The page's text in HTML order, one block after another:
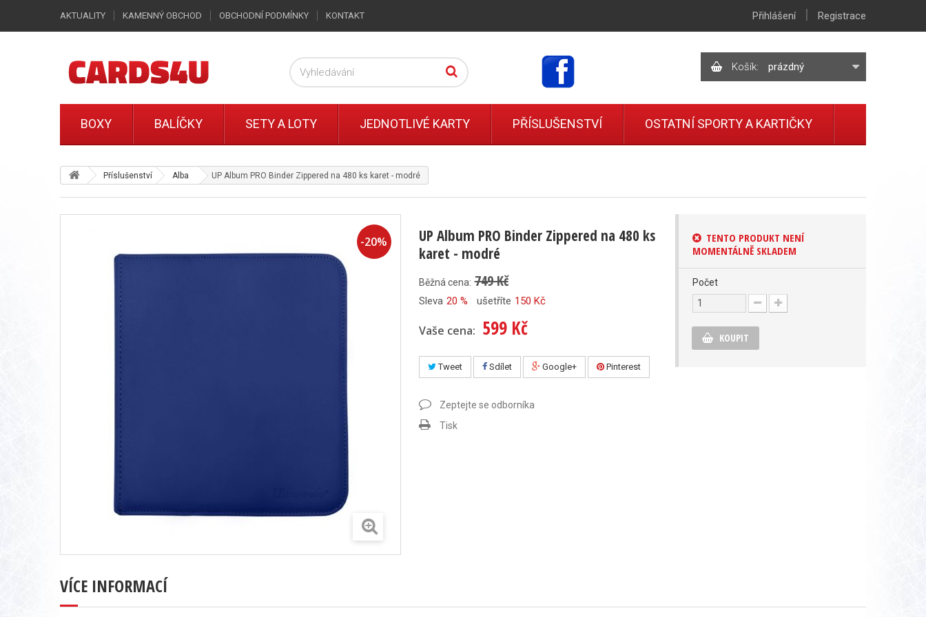
Příslušenství Alba UP Album PRO Binder Zippered na 480 ks karet - modré
UP Album PRO Binder Zippered na 480 ks
karet - modré
Běžná cena: 749 Kč
Sleva 20 % ušetříte 150 Kč
Vaše cena: 599 Kč
Tweet Sdílet Google+ Pinterest
Zeptejte se odborníka
Tisk
-20%
TENTO PRODUKT NENÍ
MOMENTÁLNĚ SKLADEM
Počet
KOUPIT
VÍCE INFORMACÍ
AKTUALITY KAMENNÝ OBCHOD OBCHODNÍ PODMÍNKY KONTAKT Přihlášení | Registrace
Košík: prázdný
BOXY BALÍČKY SETY A LOTY JEDNOTLIVÉ KARTY PŘÍSLUŠENSTVÍ OSTATNÍ SPORTY A KARTIČKY